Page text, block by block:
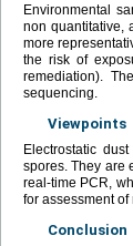
Environmental
non quantitative,
more
the risk of
remediation).
sequencing.
Viewpoints
Electrostatic
spores. They are
real-time PCR,
for assessment
Conclusion